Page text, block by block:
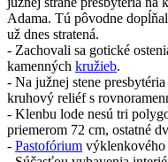
Adama. Tú pôvodne
už dnes stratená.
- Zachovali sa gotické
kamenných kružieb.
- Na južnej stene
kruhový reliéf s
- Klenbu lode nesú tri
priemerom 72 cm, ostatné
- Pastofórium výklenkového